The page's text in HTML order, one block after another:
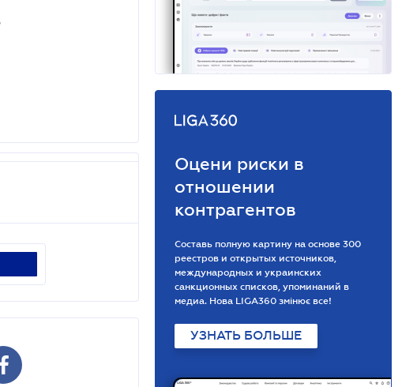
Оцени риски в
отношении
контрагентов
Составь полную картину на основе 300
реестров и открытых источников,
международных и украинских
санкционных списков, упоминаний в
медиа. Нова LIGA360 змінює все!
УЗНАТЬ БОЛЬШЕ